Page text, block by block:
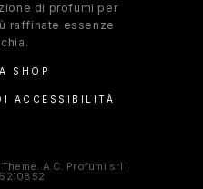
di profumi per
raffinate essenze
SHOP
ACCESSIBILITÀ
A.C. Profumi srl |